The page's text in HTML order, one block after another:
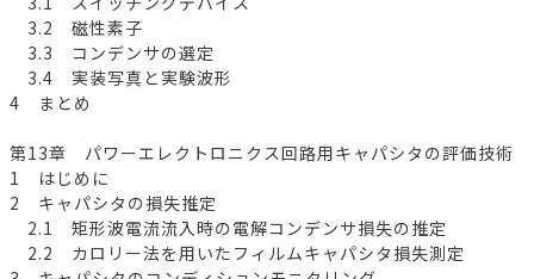
3.2 磁性素子
3.3 コンデンサの選定
3.4 実装写真と実験波形
4 まとめ
第13章 パワーエレクトロニクス回路用キャパシタの評価技術
1 はじめに
2 キャパシタの損失推定
2.1 矩形波電流流入時の電解コンデンサ損失の推定
2.2 カロリー法を用いたフィルムキャパシタ損失測定